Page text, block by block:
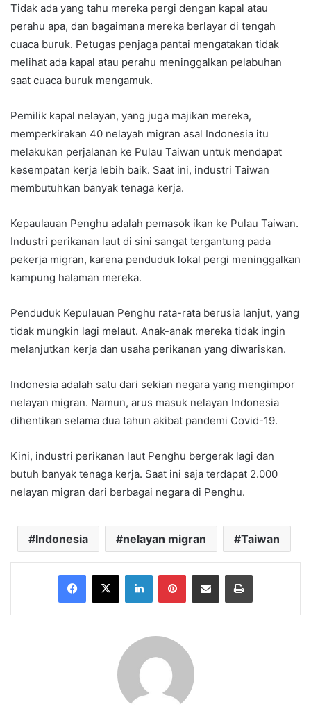
Tidak ada yang tahu mereka pergi dengan kapal atau
perahu apa, dan bagaimana mereka berlayar di tengah
cuaca buruk. Petugas penjaga pantai mengatakan tidak
melihat ada kapal atau perahu meninggalkan pelabuhan
saat cuaca buruk mengamuk.
Pemilik kapal nelayan, yang juga majikan mereka,
memperkirakan 40 nelayah migran asal Indonesia itu
melakukan perjalanan ke Pulau Taiwan untuk mendapat
kesempatan kerja lebih baik. Saat ini, industri Taiwan
membutuhkan banyak tenaga kerja.
Kepaulauan Penghu adalah pemasok ikan ke Pulau Taiwan.
Industri perikanan laut di sini sangat tergantung pada
pekerja migran, karena penduduk lokal pergi meninggalkan
kampung halaman mereka.
Penduduk Kepulauan Penghu rata-rata berusia lanjut, yang
tidak mungkin lagi melaut. Anak-anak mereka tidak ingin
melanjutkan kerja dan usaha perikanan yang diwariskan.
Indonesia adalah satu dari sekian negara yang mengimpor
nelayan migran. Namun, arus masuk nelayan Indonesia
dihentikan selama dua tahun akibat pandemi Covid-19.
Kini, industri perikanan laut Penghu bergerak lagi dan
butuh banyak tenaga kerja. Saat ini saja terdapat 2.000
nelayan migran dari berbagai negara di Penghu.
Indonesia nelayan migran Taiwan
Facebook
X LinkedInPinterestShare via Email Print